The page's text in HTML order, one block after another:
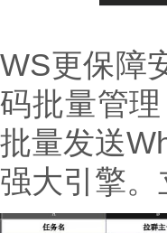
WS更保障
码批量管
批量发送
强大引擎